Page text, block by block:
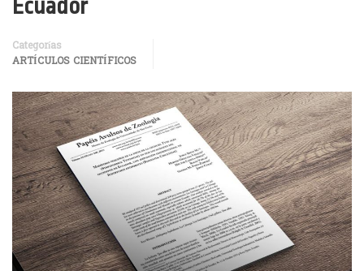
Ecuador
Categorías
ARTÍCULOS CIENTÍFICOS